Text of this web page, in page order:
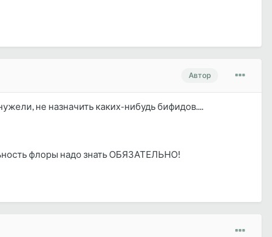
Автор
не назначить каких-нибудь бифидов....
флоры надо знать ОБЯЗАТЕЛЬНО!